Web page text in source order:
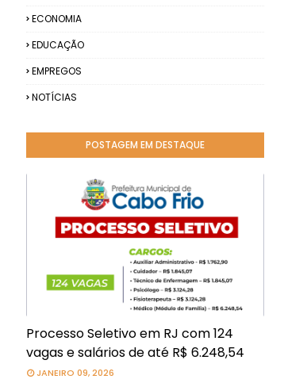
ECONOMIA
EDUCAÇÃO
EMPREGOS
NOTÍCIAS
POSTAGEM EM DESTAQUE
Processo Seletivo em RJ com 124
vagas e salários de até R$ 6.248,54
JANEIRO 09, 2026